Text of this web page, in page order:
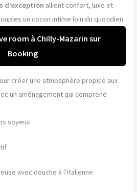
d’exception allient confort, luxe et
un cocon intime loin du quotidien.
room à Chilly-Mazarin sur
Booking
créer une atmosphère propice aux
un aménagement qui comprend
soyeux
avec douche à l’italienne